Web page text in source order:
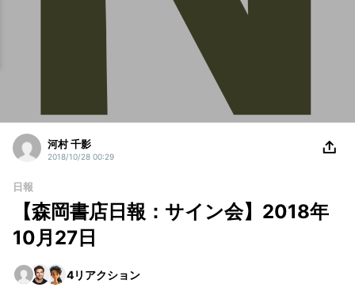
河村 千影
2018/10/28 00:29
日報
【森岡書店日報：サイン会】2018年
10月27日
4リアクション